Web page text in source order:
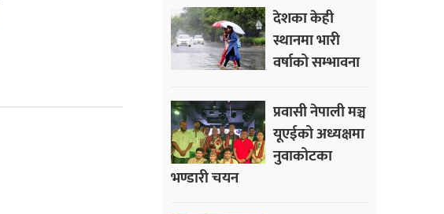
देशका केही
स्थानमा भारी
वर्षाको सम्भावना
प्रवासी नेपाली मञ्च
यूएईको अध्यक्षमा
नुवाकोटका
भण्डारी चयन